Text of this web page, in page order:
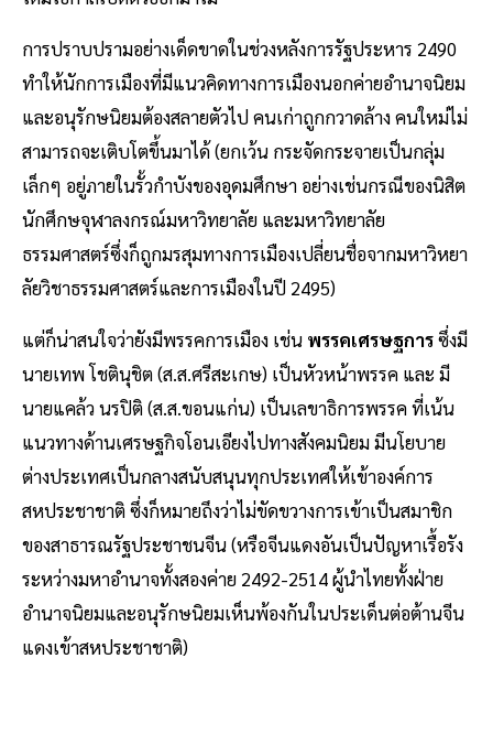
การปราบปรามอย่างเด็ดขาดในช่วงหลังการรัฐประหาร 2490
ทำให้นักการเมืองที่มีแนวคิดทางการเมืองนอกค่ายอำนาจนิยม
และอนุรักษนิยมต้องสลายตัวไป คนเก่าถูกกวาดล้าง คนใหม่ไม่
สามารถจะเติบโตขึ้นมาได้ (ยกเว้น กระจัดกระจายเป็นกลุ่ม
เล็กๆ อยู่ภายในรั้วกำบังของอุดมศึกษา อย่างเช่นกรณีของนิสิต
นักศึกษจุฬาลงกรณ์มหาวิทยาลัย และมหาวิทยาลัย
ธรรมศาสตร์ซึ่งก็ถูกมรสุมทางการเมืองเปลี่ยนชื่อจากมหาวิหยา
ลัยวิชาธรรมศาสตร์และการเมืองในปี 2495)
แต่ก็น่าสนใจว่ายังมีพรรคการเมือง เช่น พรรคเศรษฐการซึ่งมี
นายเทพ โชตินุชิต (ส.ส.ศรีสะเกษ) เป็นหัวหน้าพรรค และ มี
นายแคล้ว นรปิติ (ส.ส.ขอนแก่น) เป็นเลขาธิการพรรค ที่เน้น
แนวทางด้านเศรษฐกิจโอนเอียงไปทางสังคมนิยม มีนโยบาย
ต่างประเทศเป็นกลางสนับสนุนทุกประเทศให้เข้าองค์การ
สหประชาชาติ ซึ่งก็หมายถึงว่าไม่ขัดขวางการเข้าเป็นสมาชิก
ของสาธารณรัฐประชาชนจีน (หรือจีนแดงอันเป็นปัญหาเรื้อรัง
ระหว่างมหาอำนาจทั้งสองค่าย 2492-2514 ผู้นำไทยทั้งฝ่าย
อำนาจนิยมและอนุรักษนิยมเห็นพ้องกันในประเด็นต่อต้านจีน
แดงเข้าสหประชาชาติ)